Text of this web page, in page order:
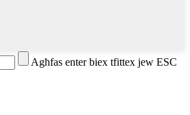
Agħfas enter biex tfittex jew ESC